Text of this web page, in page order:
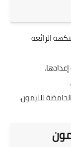
الرائعة
للليمون.